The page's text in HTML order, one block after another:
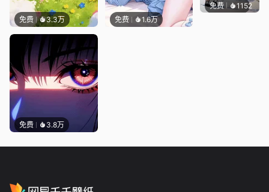
免费 3.3万 免费 1.6万
免费 3.8万
免费 1152好看